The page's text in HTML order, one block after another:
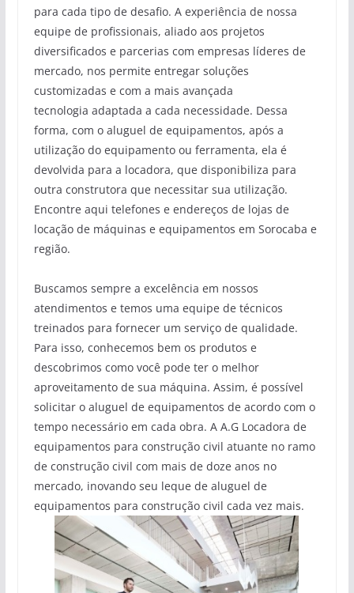
para cada tipo de desafio. A experiência de nossa
equipe de profissionais, aliado aos projetos
diversificados e parcerias com empresas líderes de
mercado, nos permite entregar soluções
customizadas e com a mais avançada
tecnologia adaptada a cada necessidade. Dessa
forma, com o aluguel de equipamentos, após a
utilização do equipamento ou ferramenta, ela é
devolvida para a locadora, que disponibiliza para
outra construtora que necessitar sua utilização.
Encontre aqui telefones e endereços de lojas de
locação de máquinas e equipamentos em Sorocaba e
região.
Buscamos sempre a excelência em nossos
atendimentos e temos uma equipe de técnicos
treinados para fornecer um serviço de qualidade.
Para isso, conhecemos bem os produtos e
descobrimos como você pode ter o melhor
aproveitamento de sua máquina. Assim, é possível
solicitar o aluguel de equipamentos de acordo com o
tempo necessário em cada obra. A A.G Locadora de
equipamentos para construção civil atuante no ramo
de construção civil com mais de doze anos no
mercado, inovando seu leque de aluguel de
equipamentos para construção civil cada vez mais.